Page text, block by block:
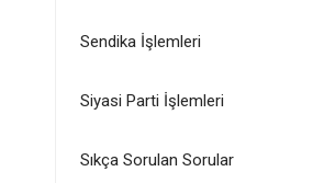
Sendika İşlemleri
Siyasi Parti İşlemleri
Sıkça Sorulan Sorular